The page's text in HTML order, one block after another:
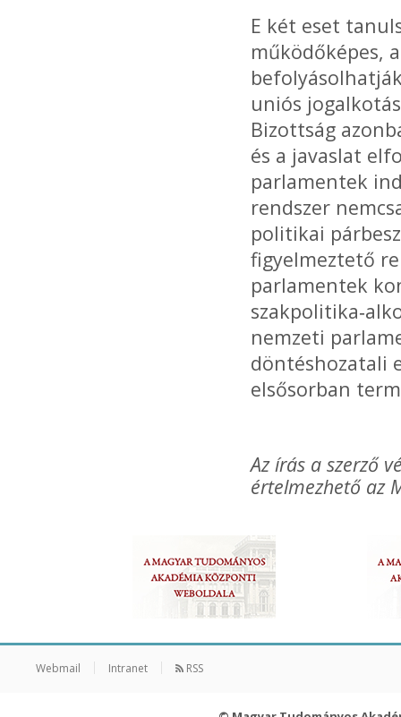
E két eset
működőképes,
uniós
Bizottság
és a javaslat
parlamentek
rendszer
politikai
figyelmeztető
parlamentek
nemzeti
döntéshozatali
elsősorban
Az írás a szerző
értelmezhető az
Webmail Intranet RSS